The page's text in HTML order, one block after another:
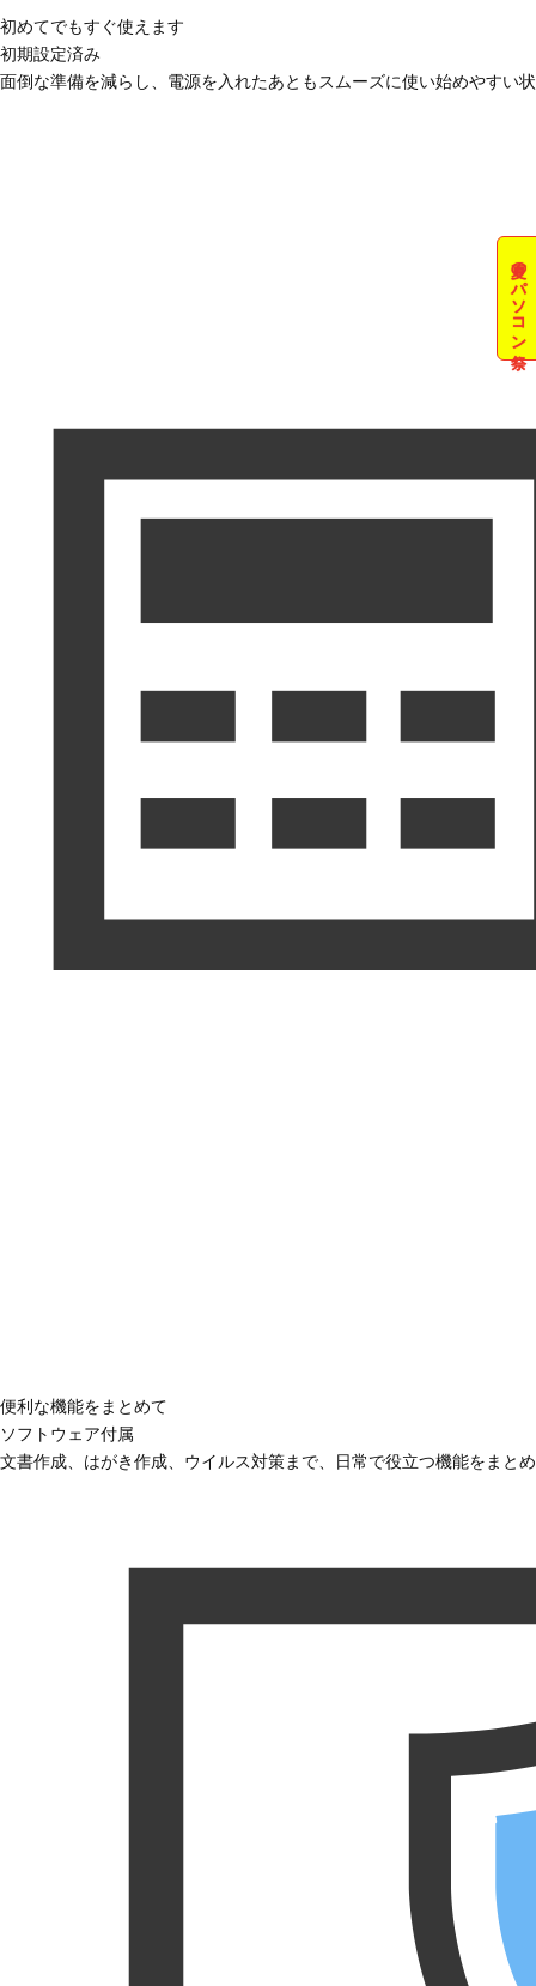
夏のパソコン祭
初めてでもすぐ使えます
初期設定済み
面倒な準備を減らし、電源を入れたあともスムーズに使い始めやすい
便利な機能をまとめて
ソフトウェア付属
文書作成、はがき作成、ウイルス対策まで、日常で役立つ機能をまと